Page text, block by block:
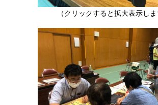
（クリックすると拡大表示しま